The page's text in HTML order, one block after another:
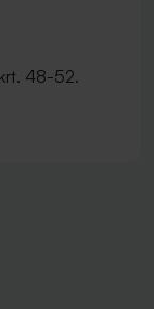
48-52.